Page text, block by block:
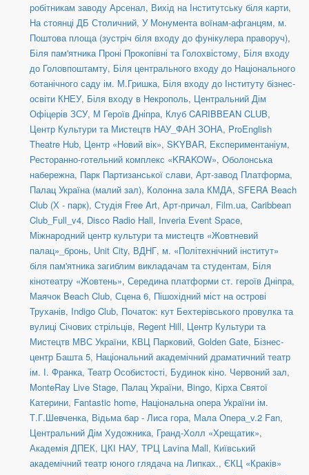
робітникам заводу Арсенал, Вихід на Інститутську біля карти,
На стоянці ДБ Столичний, У Монумента воїнам-афганцям, м.
Поштова площа (зустріч біля входу до фунікулера праворуч),
Біля пам'ятника Проні Прокопівні та Голохвістому, Біля входу
до Головпоштамту, Біля центрального входу до Національного
ботанічного саду ім. М.Гришка, Біля входу до Інституту бізнес-
освіти КНЕУ, Біля входу в Некрополь, Центральний Дім
Офіцерів ЗСУ, М Героїв Дніпра, Клуб CARIBBEAN CLUB,
Центр Культури та Мистецтв НАУ_ФАН ЗОНА, ProEnglish
Theatre Hub, Центр «Новий вік», SKYBAR, Експериментаніум,
Ресторанно-готельний комплекс «KRAKOW», Оболонська
набережна, Парк Партизанської слави, Арт-завод Платформа,
Палац Україна (малий зал), Колонна зала КМДА, SFERA Beach
Club (Х - парк), Студія Free Art, Арт-причал, Film.ua, Caribbean
Club_Full_v4, Disco Radio Hall, Inveria Event Space,
Міжнародний центр культури та мистецтв «Жовтневий
палац»_бронь, Unit Сity, ВДНГ, м. «Політехнічний інститут»
біля пам'ятника загиблим викладачам та студентам, Біля
кінотеатру «Жовтень», Середина платформи ст. героїв Дніпра,
Маячок Beach Club, Сцена 6, Пішохідний міст на острові
Труханів, Indigo Club, Початок: кут Бехтерівського провулка та
вулиці Січових стрільців, Regent Hill, Центр Культури та
Мистецтв МВС України, КВЦ Парковий, Golden Gate, Бізнес-
центр Башта 5, Національний академічний драматичний театр
ім. І. Франка, Театр Особистості, Будинок кіно. Червоний зал,
MonteRay Live Stage, Палац України, Bingo, Кірха Святої
Катерини, Fantastic home, Національна опера України ім.
Т.Г.Шевченка, Відьма бар - Лиса гора, Мала Опера_v.2 Fan,
Центральний Дім Художника, Гранд-Холл «Хрещатик»,
Академія ДПЕК, ЦКІ НАУ, ТРЦ Lavina Mall, Київський
академічний театр юного глядача на Липках., ЄКЦ «Краків»